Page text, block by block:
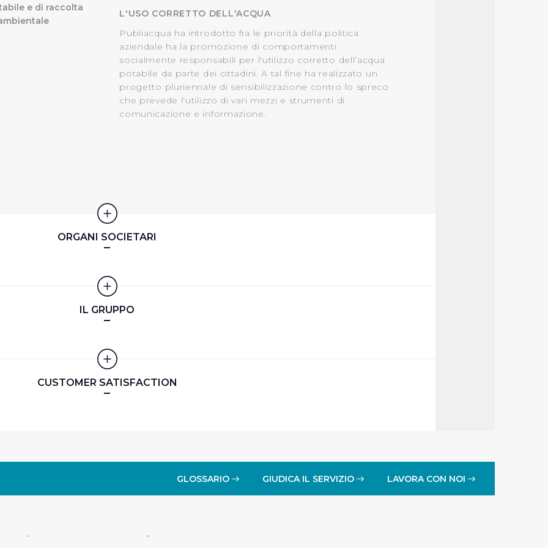
può gestire direttamente le proprie preferenze selezionando i singoli cookie
della condivisione di informazioni sopra indicata.
"X" posizionata in alto a destra in questo banner l’Utente rifiuta tutti i cookie con la sola
La chiusura del presente banner comporta il permanere delle impostazioni di default e
navigazione in assenza di cookie o altri sistemi di tracciamento ad esclusione di quelli
corretta visualizzazione della pagina.
e di raccolta
L'USO CORRETTO DELL'ACQUA
Publiacqua ha introdotto fra le priorità della politica
aziendale ha la promozione di comportamenti
socialmente responsabili per l'utilizzo corretto dell’acqua
potabile da parte dei cittadini. A tal fine ha realizzato un
progetto pluriennale di sensibilizzazione contro lo spreco
che prevede l'utilizzo di vari mezzi e strumenti di
comunicazione e informazione.
ORGANI SOCIETARI
IL GRUPPO
CUSTOMER SATISFACTION
GLOSSARIO GIUDICA IL SERVIZIO LAVORA CON NOI
- -